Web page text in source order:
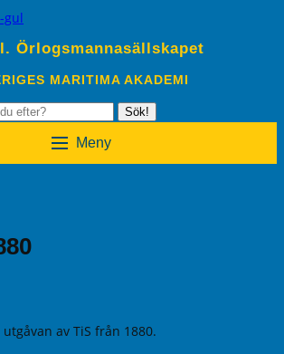
Örlogsmannasällskapet
MARITIMA AKADEMI
Sök!
Meny
av TiS från 1880.